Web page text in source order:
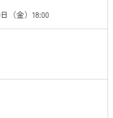
（金）18:00